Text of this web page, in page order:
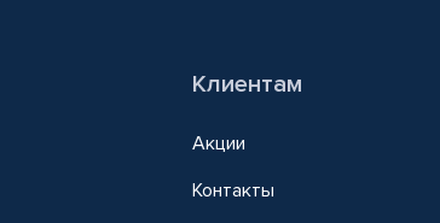
Клиентам
Акции
Контакты